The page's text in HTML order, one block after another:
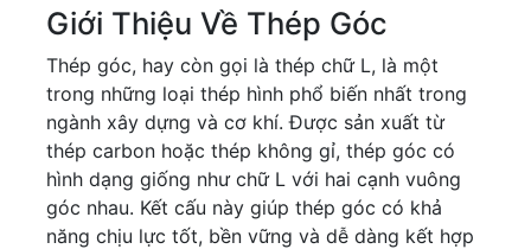
Giới Thiệu Về Thép Góc
Thép góc, hay còn gọi là thép chữ L, là một
trong những loại thép hình phổ biến nhất trong
ngành xây dựng và cơ khí. Được sản xuất từ
thép carbon hoặc thép không gỉ, thép góc có
hình dạng giống như chữ L với hai cạnh vuông
góc nhau. Kết cấu này giúp thép góc có khả
năng chịu lực tốt, bền vững và dễ dàng kết hợp